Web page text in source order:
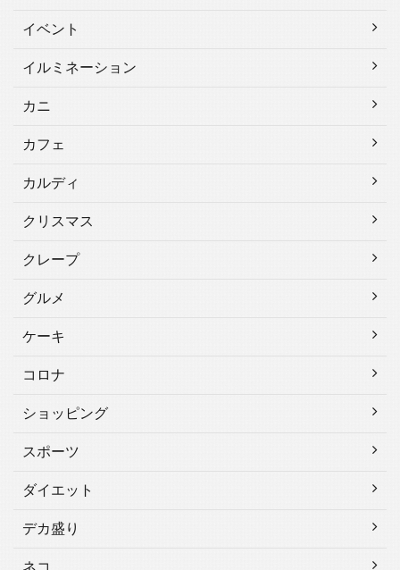
イベント
イルミネーション
カニ
カフェ
カルディ
クリスマス
クレープ
グルメ
ケーキ
コロナ
ショッピング
スポーツ
ダイエット
デカ盛り
ネコ